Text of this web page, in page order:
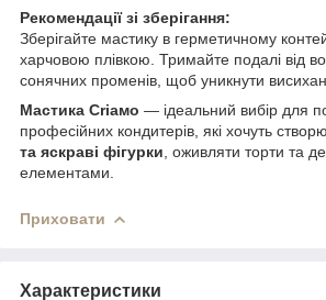
Рекомендації зі зберігання:
Зберігайте мастику в герметичному
харчовою плівкою. Тримайте подалі від
сонячних променів, щоб уникнути
Мастика Сrіамо — ідеальний вибір для
професійних кондитерів, які хочуть
та яскраві фігурки , оживляти торти та
елементами.
Приховати
Характеристики